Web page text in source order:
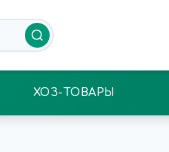
ХОЗ-ТОВАРЫ